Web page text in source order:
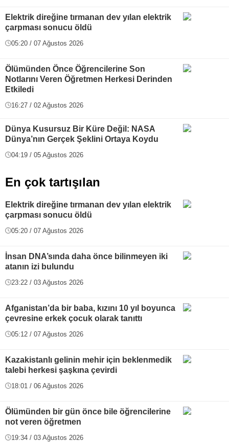
Elektrik direğine tırmanan dev yılan elektrik
çarpması sonucu öldü
05:20 / 07 Ağustos 2026
Ölümünden Önce Öğrencilerine Son
Notlarını Veren Öğretmen Herkesi Derinden
Etkiledi
16:27 / 02 Ağustos 2026
Dünya Kusursuz Bir Küre Değil: NASA
Dünya’nın Gerçek Şeklini Ortaya Koydu
04:19 / 05 Ağustos 2026
En çok tartışılan
Elektrik direğine tırmanan dev yılan elektrik
çarpması sonucu öldü
05:20 / 07 Ağustos 2026
İnsan DNA’sında daha önce bilinmeyen iki
atanın izi bulundu
23:22 / 03 Ağustos 2026
Afganistan’da bir baba, kızını 10 yıl boyunca
çevresine erkek çocuk olarak tanıttı
05:12 / 07 Ağustos 2026
Kazakistanlı gelinin mehir için beklenmedik
talebi herkesi şaşkına çevirdi
18:01 / 06 Ağustos 2026
Ölümünden bir gün önce bile öğrencilerine
not veren öğretmen
19:34 / 03 Ağustos 2026